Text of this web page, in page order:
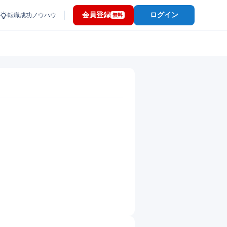
転職成功ノウハウ 会員登録 無料 ログイン